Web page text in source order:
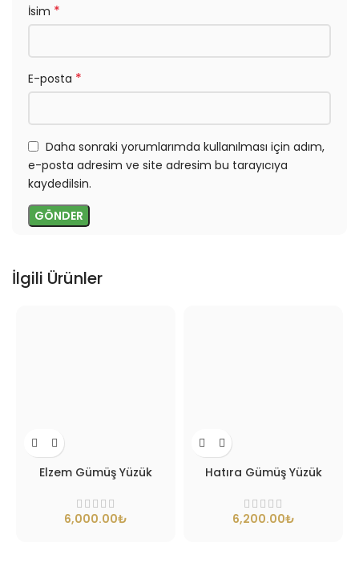
İsim *
E-posta *
Daha sonraki yorumlarımda kullanılması için adım,
e-posta adresim ve site adresim bu tarayıcıya
kaydedilsin.
İlgili Ürünler
Elzem Gümüş Yüzük
₺
Hatıra Gümüş Yüzük
₺